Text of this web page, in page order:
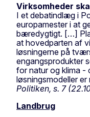
Virksomheder
I et debatindlæg i
europamester i at
bæredygtigt. […]
at hovedparten af
løsningerne på
engangsprodukter
for natur og klima -
løsningsmodeller
Politiken, s. 7
Landbrug